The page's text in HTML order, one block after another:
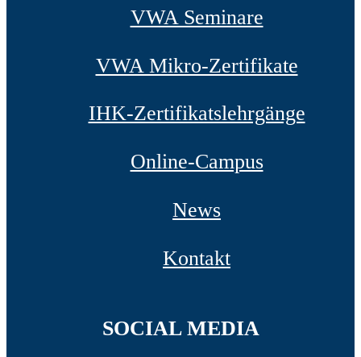
VWA Seminare
VWA Mikro-Zertifikate
IHK-Zertifikatslehrgänge
Online-Campus
News
Kontakt
SOCIAL MEDIA